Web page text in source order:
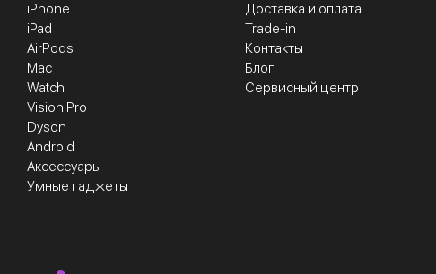
iPhone
iPad
AirPods
Mac
Watch
Vision Pro
Dyson
Android
Аксессуары
Умные гаджеты
Доставка и оплата
Trade-in
Контакты
Блог
Сервисный центр